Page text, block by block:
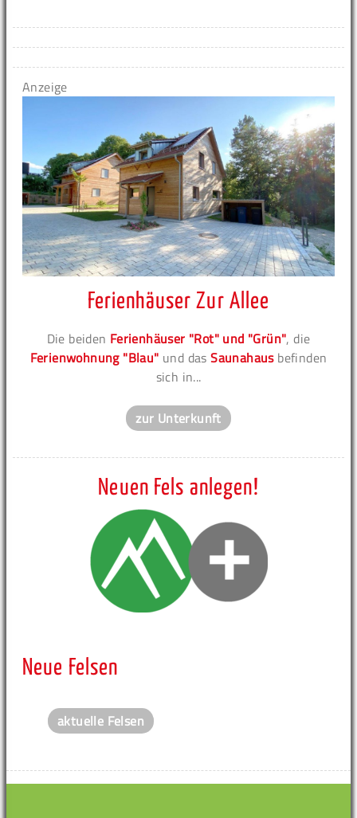
Anzeige
Ferienhäuser Zur Allee
Die beiden Ferienhäuser "Rot" und "Grün", die
Ferienwohnung "Blau" und dasSaunahausbefinden
sich in...
zur Unterkunft
Neuen Fels anlegen!
Neue Felsen
aktuelle Felsen